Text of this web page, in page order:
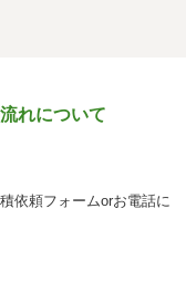
る保有個人データ
訂正・追加または
じます。
人情報の取扱いに
してください。
れについて
依頼フォームorお電話に